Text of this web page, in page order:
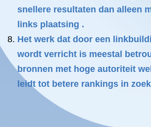
snellere resultaten dan alleen
links plaatsing .
Het werk dat door een
wordt verricht is meestal
bronnen met hoge autoriteit
leidt tot betere rankings in